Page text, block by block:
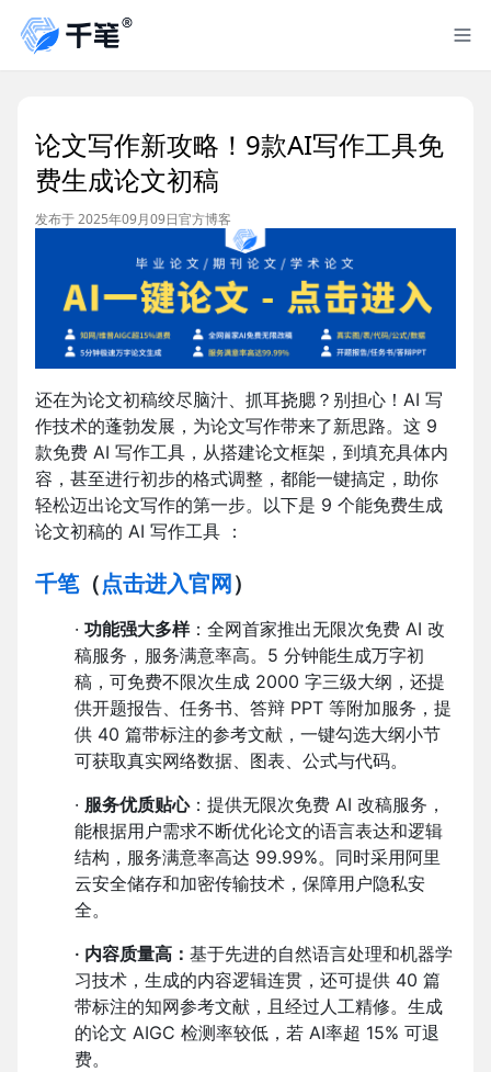
论文写作新攻略！9款AI写作工具免
费生成论文初稿
发布于 2025年09月09日官方博客
还在为论文初稿绞尽脑汁、抓耳挠腮？别担心！AI 写
作技术的蓬勃发展，为论文写作带来了新思路。这 9
款免费 AI 写作工具，从搭建论文框架，到填充具体内
容，甚至进行初步的格式调整，都能一键搞定，助你
轻松迈出论文写作的第一步。以下是 9 个能免费生成
论文初稿的 AI 写作工具 ：
千笔（点击进入官网 ）
· 功能强大多样：全网首家推出无限次免费 AI 改
稿服务，服务满意率高。5 分钟能生成万字初
稿，可免费不限次生成 2000 字三级大纲，还提
供开题报告、任务书、答辩 PPT 等附加服务，提
供 40 篇带标注的参考文献，一键勾选大纲小节
可获取真实网络数据、图表、公式与代码。
· 服务优质贴心：提供无限次免费 AI 改稿服务，
能根据用户需求不断优化论文的语言表达和逻辑
结构，服务满意率高达 99.99%。同时采用阿里
云安全储存和加密传输技术，保障用户隐私安
全。
· 内容质量高： 基于先进的自然语言处理和机器学
习技术，生成的内容逻辑连贯，还可提供 40 篇
带标注的知网参考文献，且经过人工精修。生成
的论文 AIGC 检测率较低，若 AI率超 15% 可退
费。